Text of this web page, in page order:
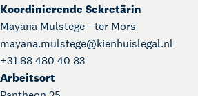
Koordinierende Sekretärin
Mayana Mulstege - ter Mors
mayana.mulstege@kienhuislegal.nl
+31 88 480 40 83
Arbeitsort